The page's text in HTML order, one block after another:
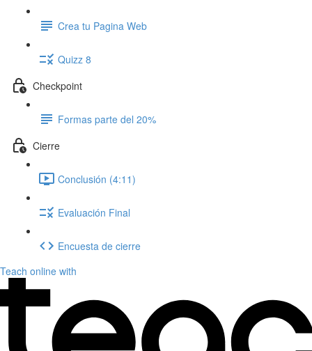
Crea tu Pagina Web
Quizz 8
Checkpoint
Formas parte del 20%
Cierre
Conclusión (4:11)
Evaluación Final
Encuesta de cierre
Teach online with